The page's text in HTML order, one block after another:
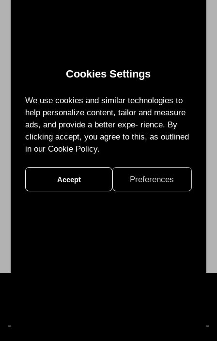
Cookies Settings
We use cookies and similar technologies to
help personalize content, tailor and measure
ads, and provide a better expe- rience. By
clicking accept, you agree to this, as outlined
in our Cookie Policy.
Accept Preferences
毫
米
波
的
測
與
戰"做